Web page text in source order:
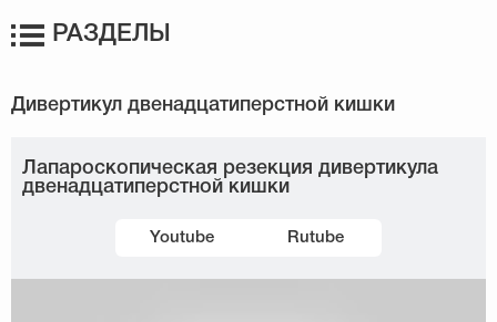
РАЗДЕЛЫ
Лапароскопическая резекция дивертикула
двенадцатиперстной кишки
Youtube Rutube